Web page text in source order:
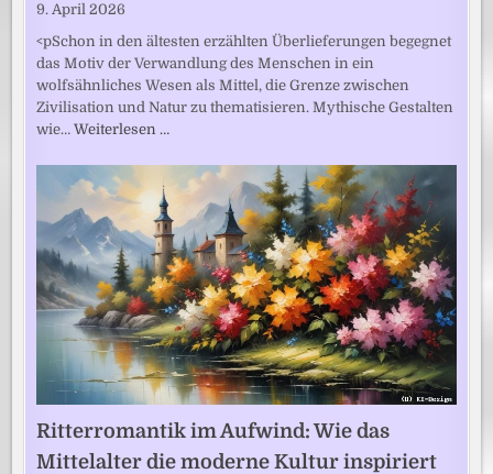
9. April 2026
<pSchon in den ältesten erzählten Überlieferungen begegnet
das Motiv der Verwandlung des Menschen in ein
wolfsähnliches Wesen als Mittel, die Grenze zwischen
Zivilisation und Natur zu thematisieren. Mythische Gestalten
wie…Weiterlesen …
Ritterromantik im Aufwind: Wie das
Mittelalter die moderne Kultur inspiriert